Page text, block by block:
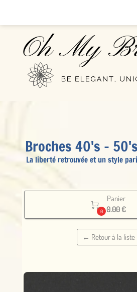
Broches 40's -
La liberté retrouvée et un style

0
Panier
0.00 €
← Retour à la liste